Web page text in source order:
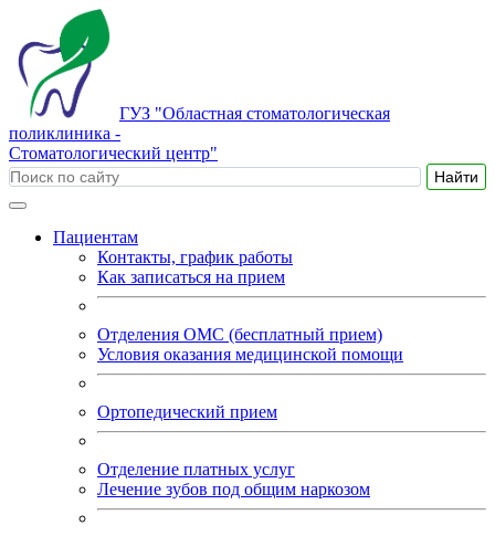
ГУЗ "Областная стоматологическая
поликлиника -
Стоматологический центр"
Пациентам
Контакты, график работы
Как записаться на прием
Отделения ОМС (бесплатный прием)
Условия оказания медицинской помощи
Ортопедический прием
Отделение платных услуг
Лечение зубов под общим наркозом